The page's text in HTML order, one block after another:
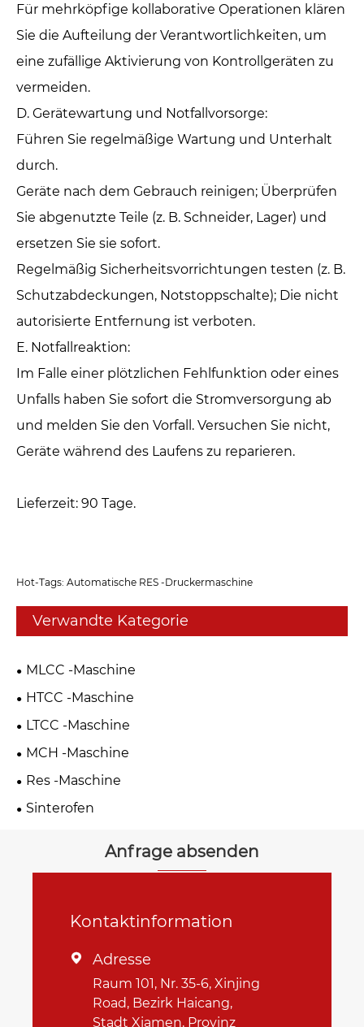
Für mehrköpfige kollaborative Operationen klären
Sie die Aufteilung der Verantwortlichkeiten, um
eine zufällige Aktivierung von Kontrollgeräten zu
vermeiden.
D. Gerätewartung und Notfallvorsorge: ‌
Führen Sie regelmäßige Wartung und Unterhalt
durch.
Geräte nach dem Gebrauch reinigen; Überprüfen
Sie abgenutzte Teile (z. B. Schneider, Lager) und
ersetzen Sie sie sofort.
Regelmäßig Sicherheitsvorrichtungen testen (z. B.
Schutzabdeckungen, Notstoppschalte); Die nicht
autorisierte Entfernung ist verboten.
E. Notfallreaktion: ‌
Im Falle einer plötzlichen Fehlfunktion oder eines
Unfalls haben Sie sofort die Stromversorgung ab
und melden Sie den Vorfall. Versuchen Sie nicht,
Geräte während des Laufens zu reparieren.
Lieferzeit: 90 Tage.
Hot-Tags: Automatische RES -Druckermaschine
Verwandte Kategorie
MLCC -Maschine
HTCC -Maschine
LTCC -Maschine
MCH -Maschine
Res -Maschine
Sinterofen
Anfrage absenden
Kontaktinformation
 Adresse
Raum 101, Nr. 35-6, Xinjing
Road, Bezirk Haicang,
Stadt Xiamen, Provinz